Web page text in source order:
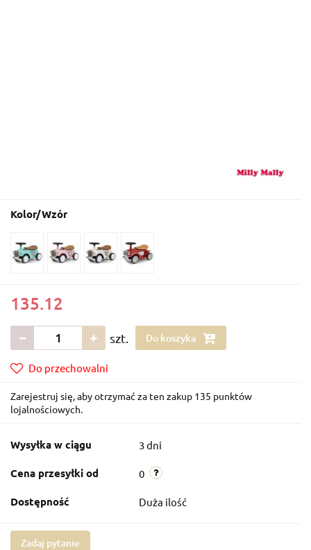
Kolor/Wzór
135.12
szt. Do koszyka
Do przechowalni
Zarejestruj się, aby otrzymać za ten zakup 135 punktów
lojalnościowych.
Wysyłka w ciągu 3 dni
Cena przesyłki od 0
Dostępność Duża ilość
Zadaj pytanie